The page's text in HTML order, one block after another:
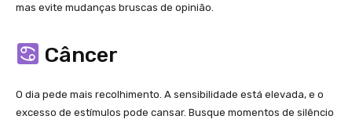
mas evite mudanças bruscas de opinião.
Câncer
O dia pede mais recolhimento. A sensibilidade está elevada, e o
excesso de estímulos pode cansar. Busque momentos de silêncio